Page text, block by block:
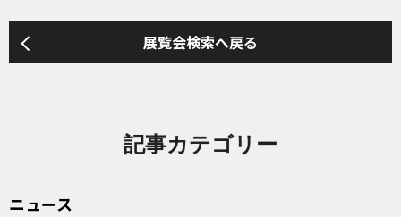
展覧会検索へ戻る
記事カテゴリー
ニュース